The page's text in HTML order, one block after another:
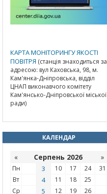
КАРТА МОНІТОРИНГУ ЯКОСТІ
ПОВІТРЯ (станція знаходиться за
адресою: вул Каховська, 98, м.
Кам'янка-Дніпровська, відділ
ЦНАП виконавчого комітету
Кам'янсько-Дніпровської міської
ради)
КАЛЕНДАР
« Серпень 2026 »
Пн 3 10 17 24
31
Вт
4 11 18
25
Ср
5 12 19
26